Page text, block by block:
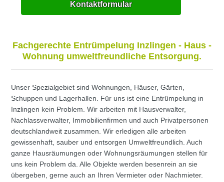
Kontaktformular
Fachgerechte Entrümpelung Inzlingen - Haus -
Wohnung umweltfreundliche Entsorgung.
Unser Spezialgebiet sind Wohnungen, Häuser, Gärten,
Schuppen und Lagerhallen. Für uns ist eine Entrümpelung in
Inzlingen kein Problem. Wir arbeiten mit Hausverwalter,
Nachlassverwalter, Immobilienfirmen und auch Privatpersonen
deutschlandweit zusammen. Wir erledigen alle arbeiten
gewissenhaft, sauber und entsorgen Umweltfreundlich. Auch
ganze Hausräumungen oder Wohnungsräumungen stellen für
uns kein Problem da. Alle Objekte werden besenrein an sie
übergeben, gerne auch an Ihren Vermieter oder Nachmieter.